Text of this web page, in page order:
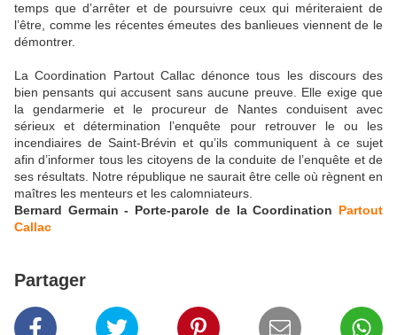
temps que d’arrêter et de poursuivre ceux qui mériteraient de
l’être, comme les récentes émeutes des banlieues viennent de le
démontrer.
La Coordination Partout Callac dénonce tous les discours des
bien pensants qui accusent sans aucune preuve. Elle exige que
la gendarmerie et le procureur de Nantes conduisent avec
sérieux et détermination l’enquête pour retrouver le ou les
incendiaires de Saint-Brévin et qu’ils communiquent à ce sujet
afin d’informer tous les citoyens de la conduite de l’enquête et de
ses résultats. Notre république ne saurait être celle où règnent en
maîtres les menteurs et les calomniateurs.
Bernard Germain - Porte-parole de la Coordination Partout
Callac
Partager